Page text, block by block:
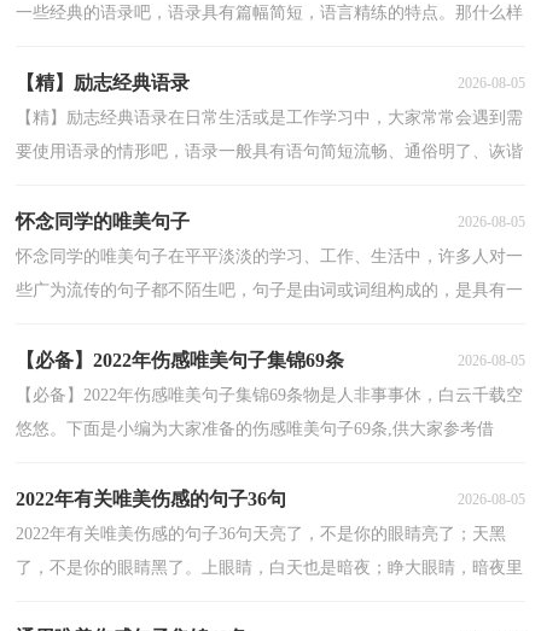
一些经典的语录吧，语录具有篇幅简短，语言精练的特点。那什么样
【精】励志经典语录 2026-08-05
【精】励志经典语录在日常生活或是工作学习中，大家常常会遇到需
要使用语录的情形吧，语录一般具有语句简短流畅、通俗明了、诙谐
怀念同学的唯美句子 2026-08-05
怀念同学的唯美句子在平平淡淡的学习、工作、生活中，许多人对一
些广为流传的句子都不陌生吧，句子是由词或词组构成的，是具有一
【必备】2022年伤感唯美句子集锦69条 2026-08-05
【必备】2022年伤感唯美句子集锦69条物是人非事事休，白云千载空
悠悠。下面是小编为大家准备的伤感唯美句子69条,供大家参考借
2022年有关唯美伤感的句子36句 2026-08-05
2022年有关唯美伤感的句子36句天亮了，不是你的眼睛亮了；天黑
了，不是你的眼睛黑了。上眼睛，白天也是暗夜；睁大眼睛，暗夜里